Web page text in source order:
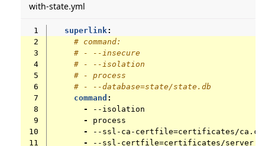
with-state.yml
1 superlink:
2
# command:
3
# - --insecure
4
# - --isolation
5
# - process
6
# - --database=state/state.db
7
command :
8
-
--isolation
9
-
process
10
-
--ssl-ca-certfile=certificates/
11
-
--ssl-certfile=certificates/